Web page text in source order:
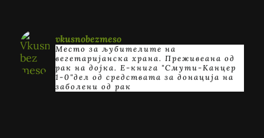
vkusnobezmeso
Место за љубителите на
вегетаријанска храна. Преживеана од
рак на дојка. E-книга "Смути-Канцер
1-0"дел од средствата за донација на
заболени од рак